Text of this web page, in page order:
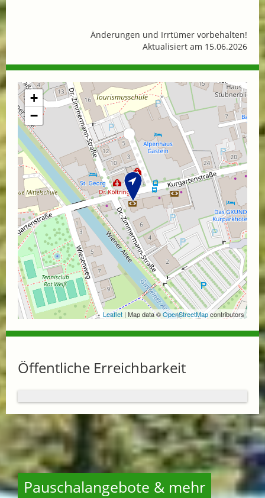
Änderungen und Irrtümer vorbehalten!
Aktualisiert am 15.06.2026
+
−
Leaflet | Map data ©OpenStreetMapcontributors
Öffentliche Erreichbarkeit
Pauschalangebote & mehr